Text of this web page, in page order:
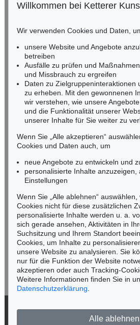
HESSEN
Miriam Heß
Tel.: +49 (0)62 21 58 80-038
Fax: +49 (0)62 21 58 80-
NORDDEUTSCHLAND
Nico Kassel, M.A.
Mobil: +49 (0)171 8618661
n.kassel@kettererkunst.de
Keine Auktion mehr
Wir informieren Sie
Jetzt zum Newsletter
Willkommen bei Ketterer
Wir verwenden Cookies und Daten,
unsere Website und Angebote
betreiben
Ausfälle zu prüfen und
und Missbrauch zu ergreifen
Daten zu Zielgruppeninteraktionen
zu erheben. Mit den gewonnenen
wir verstehen, wie unsere
und die Funktionalität unserer
unserer Inhalte für Sie weiter zu
Wenn Sie „Alle akzeptieren“
Cookies und Daten auch, um
neue Angebote zu entwickeln und
personalisierte Inhalte anzuzeigen,
Einstellungen
Wenn Sie „Alle ablehnen“
Cookies nicht für diese zusätzlichen
personalisierte Inhalte werden u. a.
sich gerade ansehen, Aktivitäten in
Suchsitzung und Ihrem Standort
Cookies, um Inhalte zu
unsere Website zu analysieren. Sie
nur für die Funktion der Website
akzeptieren oder auch Tracking-
Weitere Informationen finden Sie in
Datenschutzerklärung
Alle ablehnen